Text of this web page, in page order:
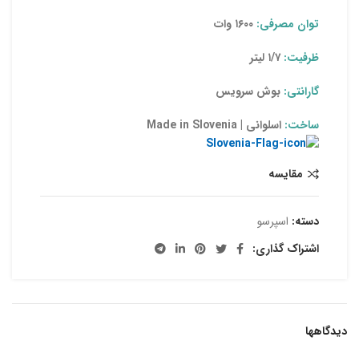
توان مصرفی:
ظرفیت:۱/۷ لیتر
گارانتی: بوش سرویس
ساخت: اسلوانی | Made in Slovenia
مقایسه
دسته: اسپرسو
اشتراک گذاری:
دیدگاهها